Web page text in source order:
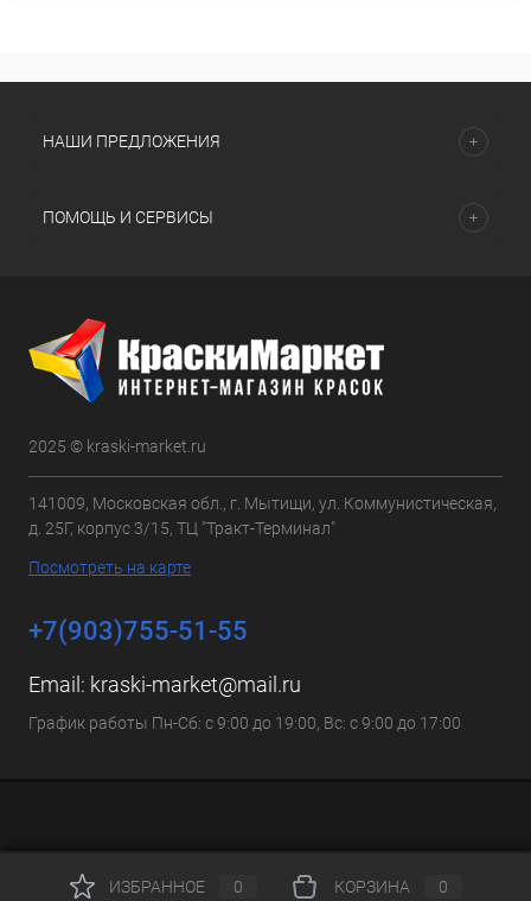
НАШИ ПРЕДЛОЖЕНИЯ
ПОМОЩЬ И СЕРВИСЫ
2025 © kraski-market.ru
141009, Московская обл., г. Мытищи, ул. Коммунистическая,
д. 25Г, корпус 3/15, ТЦ "Тракт-Терминал"
Посмотреть на карте
+7(903)755-51-55
Email: kraski-market@mail.ru
График работы Пн-Сб: с 9:00 до 19:00, Вс: с 9:00 до 17:00
ИЗБРАННОЕ 0 КОРЗИНА 0